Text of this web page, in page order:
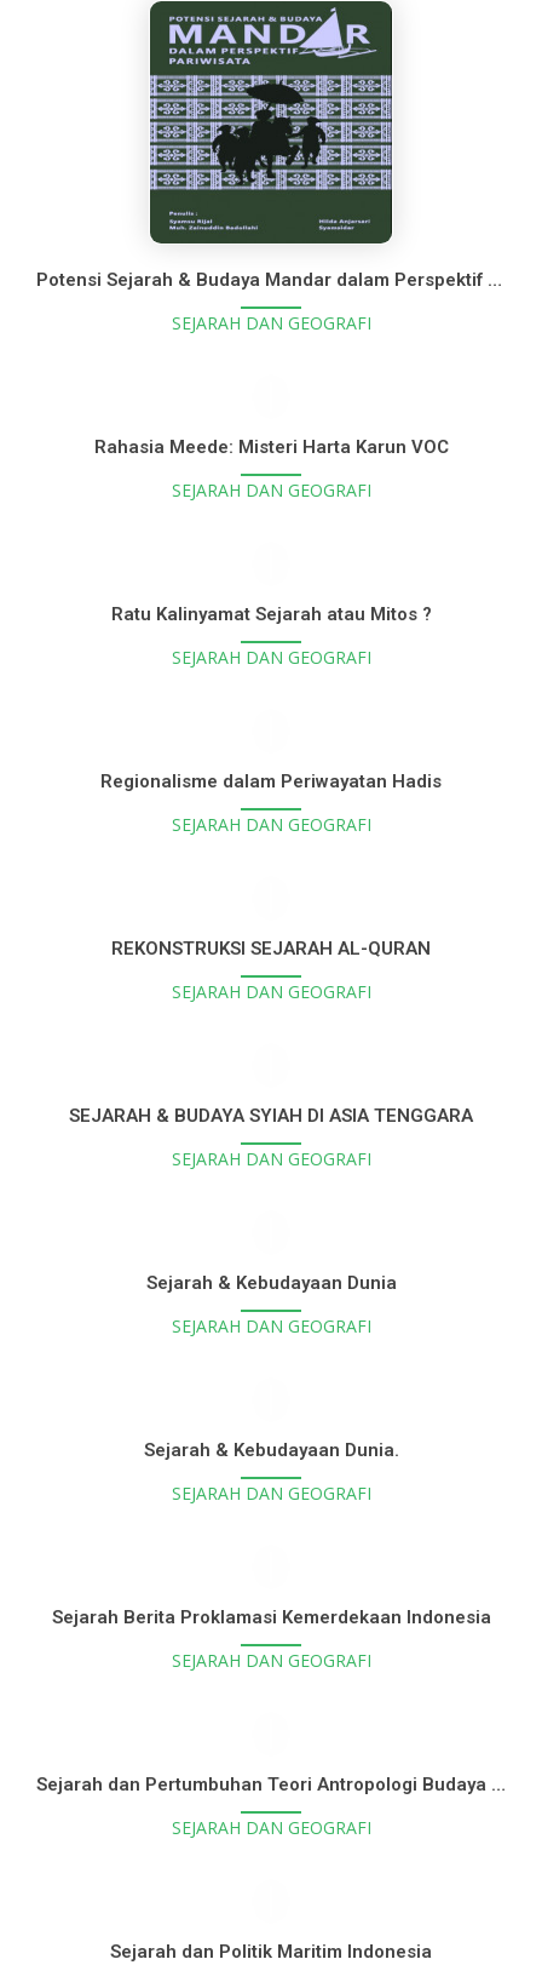
Potensi Sejarah & Budaya Mandar dalam Perspektif Pariwisata
SEJARAH DAN GEOGRAFI
Rahasia Meede: Misteri Harta Karun VOC
SEJARAH DAN GEOGRAFI
Ratu Kalinyamat Sejarah atau Mitos ?
SEJARAH DAN GEOGRAFI
Regionalisme dalam Periwayatan Hadis
SEJARAH DAN GEOGRAFI
REKONSTRUKSI SEJARAH AL-QURAN
SEJARAH DAN GEOGRAFI
SEJARAH & BUDAYA SYIAH DI ASIA TENGGARA
SEJARAH DAN GEOGRAFI
Sejarah & Kebudayaan Dunia
SEJARAH DAN GEOGRAFI
Sejarah & Kebudayaan Dunia.
SEJARAH DAN GEOGRAFI
Sejarah Berita Proklamasi Kemerdekaan Indonesia
SEJARAH DAN GEOGRAFI
Sejarah dan Pertumbuhan Teori Antropologi Budaya (Hingga Dekade 1970) jilid 2
SEJARAH DAN GEOGRAFI
Sejarah dan Politik Maritim Indonesia